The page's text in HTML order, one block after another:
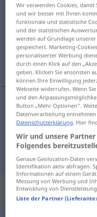
eindeckenv/t
Übersicht aller
(Für mehr Details die
submerger de travail
Beispiele
jemanden mitArbeit
submergerqndetravail
Wir verwenden Cookies, damit
und wir besser mit Ihnen
funktionale und statistische
und der statistischen
werden auf Grundlage
gespeichert. Marketing-
personalisierter Werbung
durch einen Klick auf den
geben. Klicken Sie ansonsten
können Ihre Einwilligung
Webseite widerrufen. Wenn
und den
Button „Mehr Optionen“.
Datenverarbeitung entnehmen
Datenschutzerklärung . Hier
Wir und unsere
Folgendes
Genaue Geolocation-Daten
Identifikation aktiv abfragen.
Informationen auf einem
Messung von Werbung und
Entwicklung von
Liste der Partner